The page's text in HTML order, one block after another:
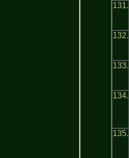
131.
132.
133.
134.
135.